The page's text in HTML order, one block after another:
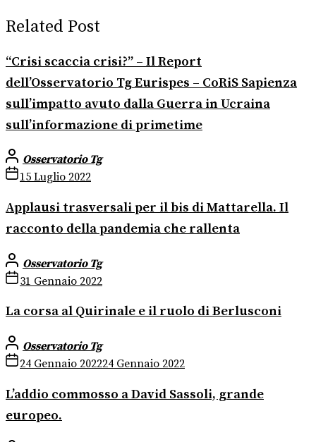
Related Post
“Crisi scaccia crisi?” – Il Report
dell’Osservatorio Tg Eurispes – CoRiS Sapienza
sull’impatto avuto dalla Guerra in Ucraina
sull’informazione di primetime
Osservatorio Tg
15 Luglio 2022
Applausi trasversali per il bis di Mattarella. Il
racconto della pandemia che rallenta
Osservatorio Tg
31 Gennaio 2022
La corsa al Quirinale e il ruolo di Berlusconi
Osservatorio Tg
24 Gennaio 202224 Gennaio 2022
L’addio commosso a David Sassoli, grande
europeo.